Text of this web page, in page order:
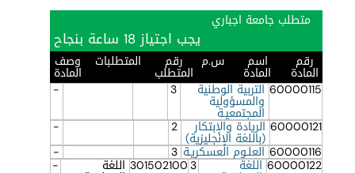
متطلب جامعة اجباري
يجب اجتياز 18 ساعة بنجاح
رقم
المادة
اسم
المادة
س.م رقم
المتطلب
المتطلبات وصف
المادة
60000115 التربية الوطنية
والمسؤولية
المجتمعيـة
3
-
60000121 الريادة والإبتكار
(باللغة الإنجليزية)
2
-
60000116 العلـوم العسكريـة 3
-
60000122 اللغة 3
301502100 اللغة -